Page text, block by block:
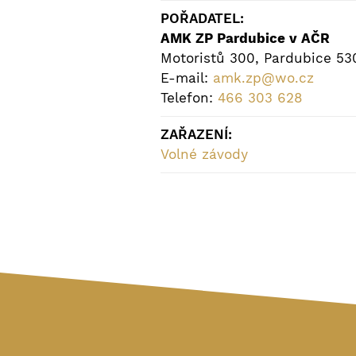
POŘADATEL:
AMK ZP Pardubice v AČR
Motoristů 300, Pardubice
E-mail: amk.zp@wo.cz
Telefon: 466 303 628
ZAŘAZENÍ:
Volné závody